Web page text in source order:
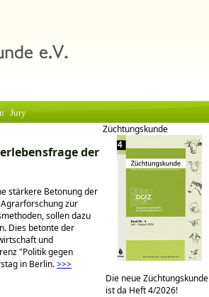
Jury
der
stärkere Betonung der
zur
sollen dazu
Dies betonte der
und
Politik gegen
in Berlin.>>>
Züchtungskunde
Die neue Züchtungskunde
ist da Heft 4/2026!